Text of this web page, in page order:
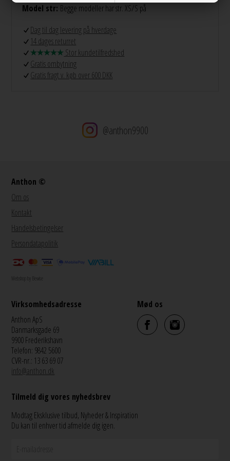
Model str: Begge modeller har str. XS/S på
Dag til dag levering på hverdage
14 dages returret
Stor kundetilfredshed
Gratis ombytning
Gratis fragt v. køb over 600 DKK
@anthon9900
Anthon ©
Om os
Kontakt
Handelsbetingelser
Persondatapolitik
Webshop by Bewise
Virksomhedsadresse
Anthon ApS
Danmarksgade 69
9900 Frederikshavn
Telefon: 9842 5600
CVR-nr.: 13 63 69 07
info@anthon.dk
Mød os
Tilmeld dig vores nyhedsbrev
Modtag Eksklusive tilbud, Nyheder & Inspiration
Du kan til enhver tid afmelde dig igen.